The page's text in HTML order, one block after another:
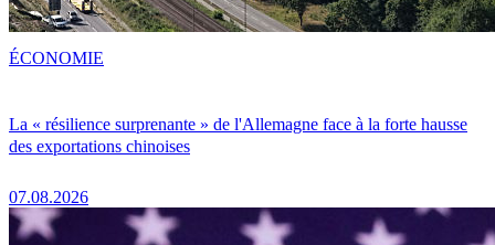
La « résilience surprenante » de l'Allemagne face à la forte hausse
des exportations chinoises
07.08.2026
ÉCONOMIE